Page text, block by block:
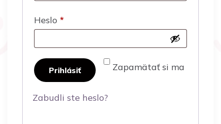
Heslo *
Zapamätať si ma
Prihlásiť
Zabudli ste heslo?